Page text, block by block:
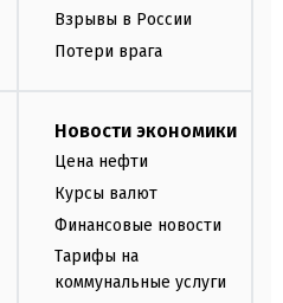
Взрывы в России
Потери врага
Новости экономики
Цена нефти
Курсы валют
Финансовые новости
Тарифы на
коммунальные услуги